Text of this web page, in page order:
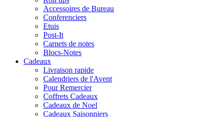
Accessoires de Bureau
Conferenciers
Etuis
Post-It
Carnets de notes
Blocs-Notes
Cadeaux
Livraison rapide
Calendriers de l'Avent
Pour Remercier
Coffrets Cadeaux
Cadeaux de Noel
Cadeaux Saisonniers